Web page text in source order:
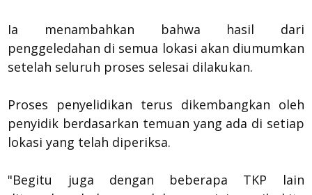
Ia menambahkan bahwa hasil dari
penggeledahan di semua lokasi akan diumumkan
setelah seluruh proses selesai dilakukan.
Proses penyelidikan terus dikembangkan oleh
penyidik berdasarkan temuan yang ada di setiap
lokasi yang telah diperiksa.
"Begitu juga dengan beberapa TKP lain